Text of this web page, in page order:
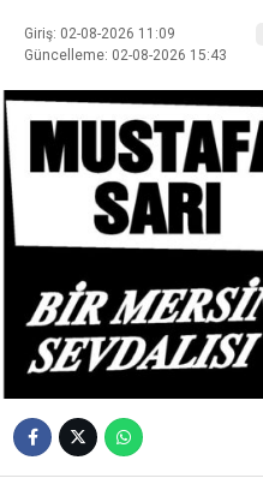
Giriş: 02-08-2026 11:09
Güncelleme: 02-08-2026 15:43